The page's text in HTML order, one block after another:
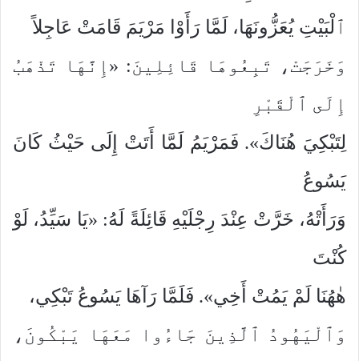
ٱلْبَيْتِ يُعَزُّونَهَا، لَمَّا رَأَوْا مَرْيَمَ قَامَتْ عَاجِلاً
وَخَرَجَتْ، تَبِعُوهَا قَائِلِينَ: «إِنَّهَا تَذْهَبُ
إِلَى ٱلْقَبْرِ
لِتَبْكِيَ هُنَاكَ». فَمَرْيَمُ لَمَّا أَتَتْ إِلَى حَيْثُ كَانَ
يَسُوعُ
وَرَأَتْهُ، خَرَّتْ عِنْدَ رِجْلَيْهِ قَائِلَةً لَهُ: «يَا سَيِّدُ، لَوْ
كُنْتَ
هٰهُنَا لَمْ يَمُتْ أَخِي». فَلَمَّا رَآهَا يَسُوعُ تَبْكِي،
وَٱلْيَهُودُ ٱلَّذِينَ جَاءُوا مَعَهَا يَبْكُونَ،